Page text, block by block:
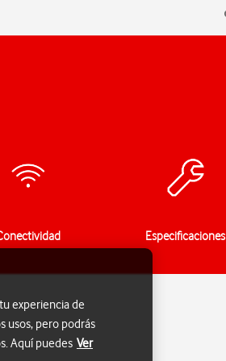
Especificaciones
experiencia de
usos, pero podrás
Aquí puedes Ver